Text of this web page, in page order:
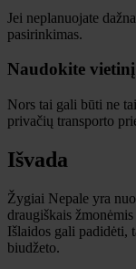
Jei neplanuojate
pasirinkimas.
Naudokite
Nors tai gali būti ne
privačių transporto
Išvada
Žygiai Nepale yra
draugiškais
Išlaidos gali padidėti,
biudžeto.